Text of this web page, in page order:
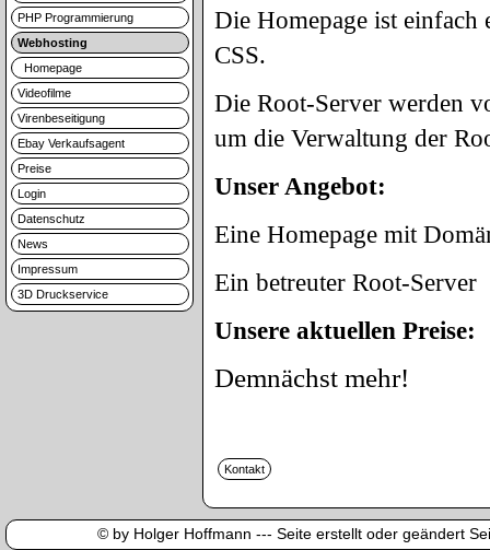
PHP Programmierung
Webhosting
Homepage
Videofilme
Virenbeseitigung
Ebay Verkaufsagent
Preise
Login
Datenschutz
News
Impressum
3D Druckservice
Die Homepage ist
CSS.
Die Root-Server werden
um die Verwaltung der
Unser Angebot:
Eine Homepage mit
Ein betreuter Root-Server
Unsere aktuellen Preise:
Demnächst mehr!
© by Holger Hoffmann --- Seite erstellt oder geändert